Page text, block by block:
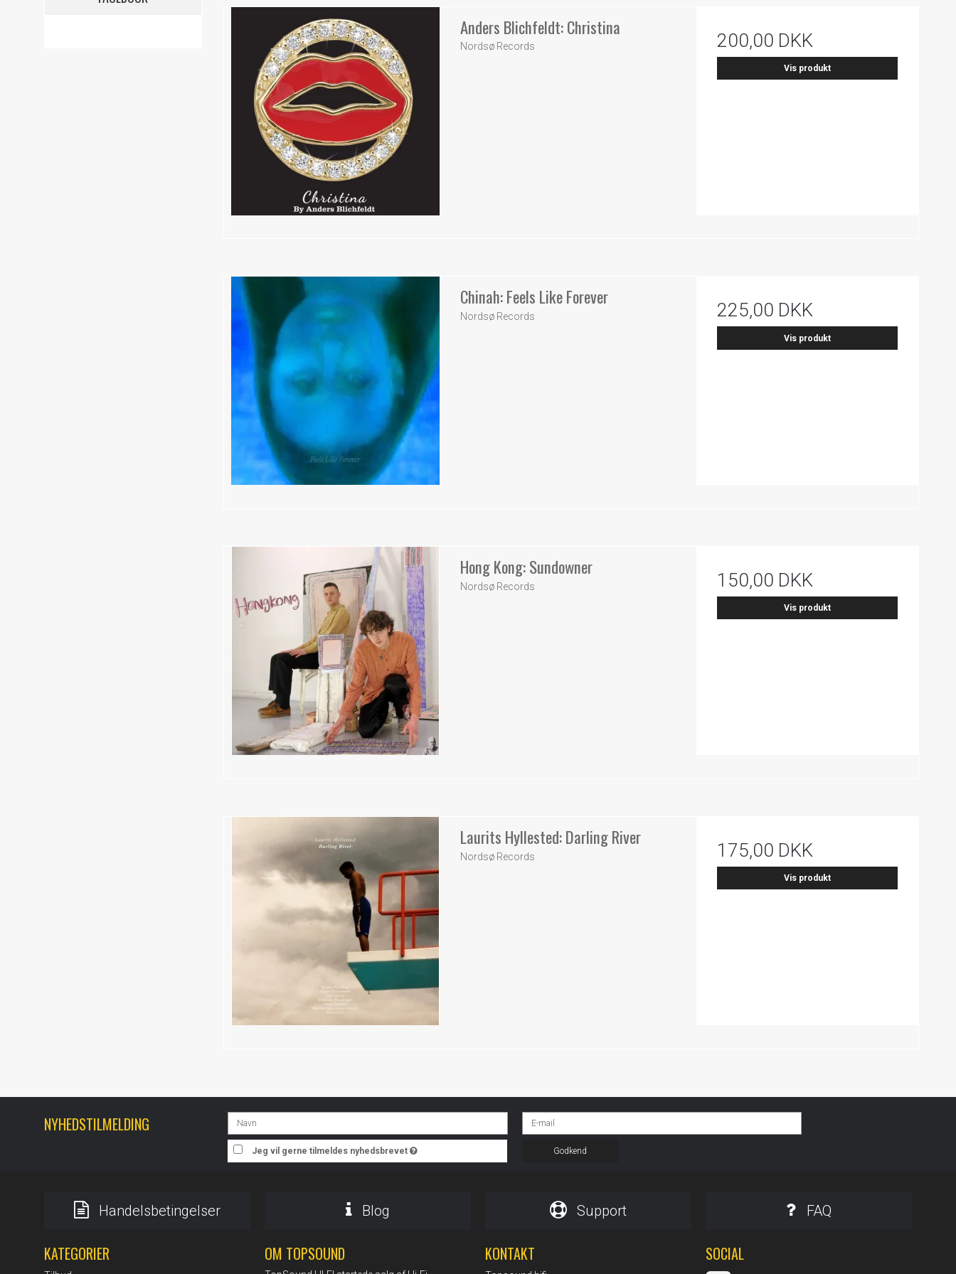
Anders Blichfeldt: Christina
Nordsø Records 200,00 DKK
Vis produkt
Chinah: Feels Like Forever
Nordsø Records 225,00 DKK
Vis produkt
Hong Kong: Sundowner
Nordsø Records 150,00 DKK
Vis produkt
Laurits Hyllested: Darling River
Nordsø Records 175,00 DKK
Vis produkt
NYHEDSTILMELDING
Jeg vil gerne tilmeldes nyhedsbrevet Godkend
Handelsbetingelser Blog Support FAQ
KATEGORIER OM TOPSOUND KONTAKT SOCIAL